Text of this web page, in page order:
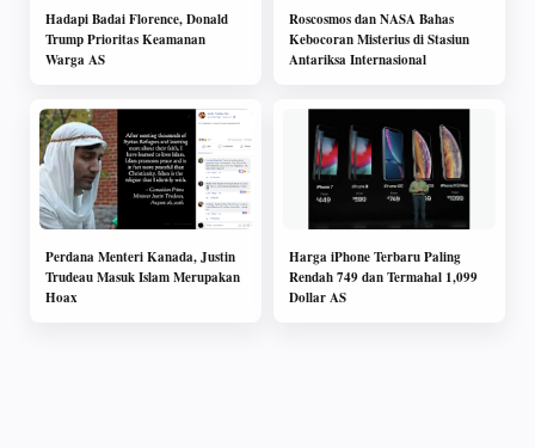
Hadapi Badai Florence, Donald
Trump Prioritas Keamanan
Warga AS
Roscosmos dan NASA Bahas
Kebocoran Misterius di Stasiun
Antariksa Internasional
Perdana Menteri Kanada, Justin
Trudeau Masuk Islam Merupakan
Hoax
Harga iPhone Terbaru Paling
Rendah 749 dan Termahal 1,099
Dollar AS